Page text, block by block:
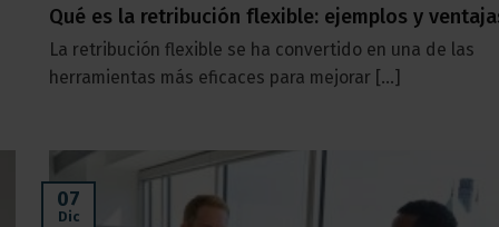
Qué es la retribución flexible: ejemplos y
La retribución flexible se ha convertido en una de las
herramientas más eficaces para mejorar [...]
07
Dic